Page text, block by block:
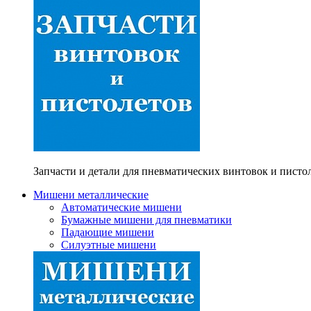
Запчасти и детали для пневматических винтовок и
Мишени металлические
Автоматические мишени
Бумажные мишени для пневматики
Падающие мишени
Силуэтные мишени